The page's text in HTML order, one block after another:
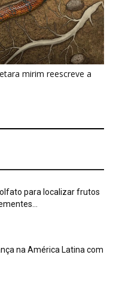
na América Latina com
o que a ciência ensina